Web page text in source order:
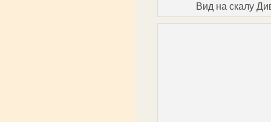
Вид на скалу